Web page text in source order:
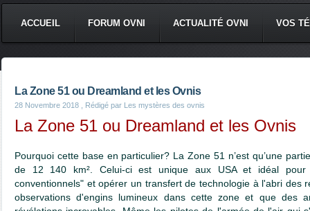
ACCUEIL FORUM OVNI ACTUALITÉ OVNI VOS
La Zone 51 ou Dreamland et les Ovnis
28 Novembre 2018 , Rédigé par Les mystères des ovnis
La Zone 51 ou Dreamland et les Ovnis
Pourquoi cette base en particulier? La Zone 51 n’est qu’une
de 12 140 km². Celui-ci est unique aux USA et idéal
conventionnels" et opérer un transfert de technologie à l'abri des
observations d'engins lumineux dans cette zone et que des